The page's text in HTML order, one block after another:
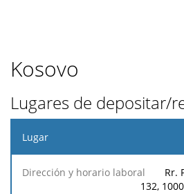
Kosovo
Lugares de depositar/
Lugar
Rr.
132,